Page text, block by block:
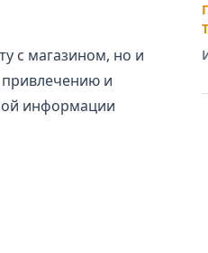
с магазином, но и
привлечению и
информации